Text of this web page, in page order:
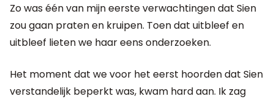
Zo was één van mijn eerste verwachtingen dat Sien
zou gaan praten en kruipen. Toen dat uitbleef en
uitbleef lieten we haar eens onderzoeken.
Het moment dat we voor het eerst hoorden dat Sien
verstandelijk beperkt was, kwam hard aan. Ik zag